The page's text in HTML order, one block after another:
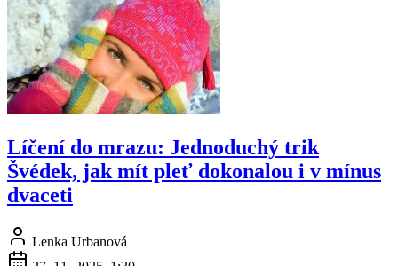
Líčení do mrazu: Jednoduchý trik
Švédek, jak mít pleť dokonalou i v mínus
dvaceti
Lenka Urbanová